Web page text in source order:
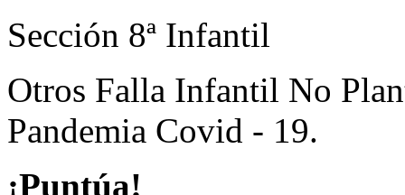
Sección 8ª Infantil
Otros Falla Infantil No
Pandemia Covid - 19.
¡Puntúa!